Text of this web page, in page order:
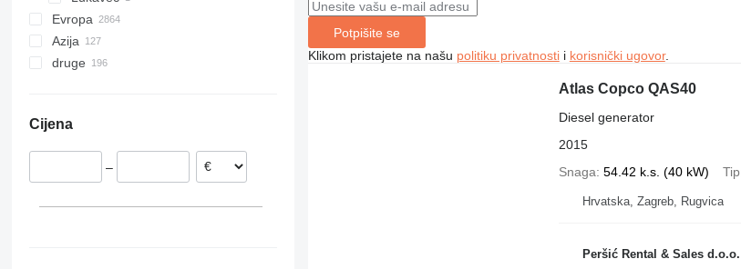
Evropa
Nizozemska
Belgija
Italija
Poljska
Azija
Kina
Južna Koreja
Katar
druge
Brazil
Argentina
Cijena
–
Potpišite se
Klikom pristajete na našu politiku privatnostii korisnički ugovor.
Atlas Copco QAS40
Diesel generator
2015
Snaga 54.42 k.s. (40 kW) Tip
Hrvatska, Zagreb, Rugvica
Peršić Rental & Sales d.o.o.